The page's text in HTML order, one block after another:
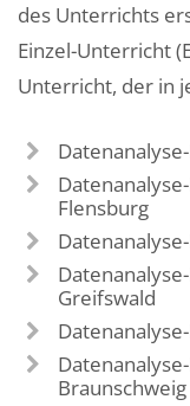
des Unterrichts
Einzel-Unterricht
Unterricht, der in
Flensburg
Greifswald
Braunschweig